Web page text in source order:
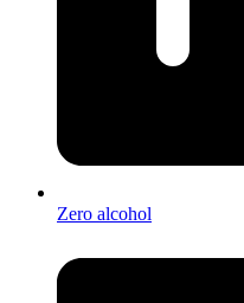
Zero alcohol